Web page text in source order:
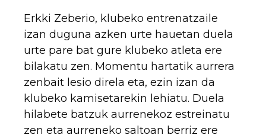
Erkki Zeberio, klubeko entrenatzaile
izan duguna azken urte hauetan duela
urte pare bat gure klubeko atleta ere
bilakatu zen. Momentu hartatik aurrera
zenbait lesio direla eta, ezin izan da
klubeko kamisetarekin lehiatu. Duela
hilabete batzuk aurrenekoz estreinatu
zen eta aurreneko saltoan berriz ere